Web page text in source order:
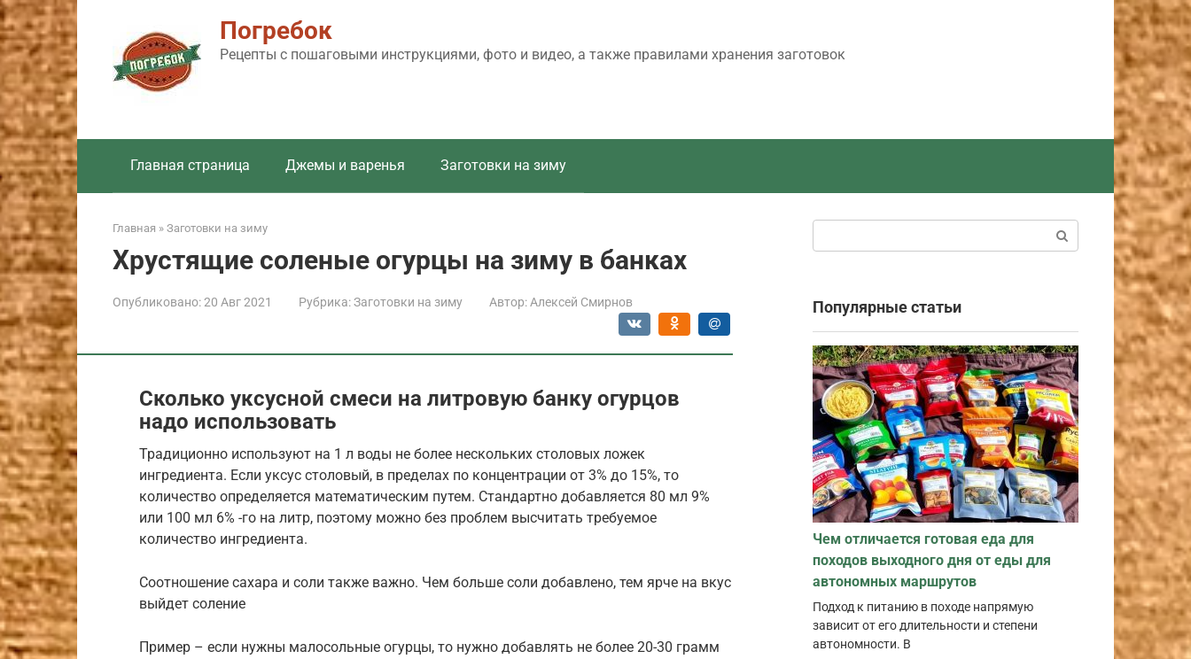
Перейти
к
контенту
Погребок
Рецепты с пошаговыми инструкциями, фото и видео, а также правилами хранения заготовок
Главная страница Джемы и варенья Заготовки на зиму
Главная » Заготовки на зиму
Хрустящие соленые огурцы на зиму в банках
Опубликовано:20 Авг 2021 Рубрика:Заготовки на зиму Автор: Алексей Смирнов
Сколько уксусной смеси на литровую банку огурцов
надо использовать
Традиционно используют на 1 л воды не более нескольких столовых ложек
ингредиента. Если уксус столовый, в пределах по концентрации от 3% до 15%, то
количество определяется математическим путем. Стандартно добавляется 80 мл 9%
или 100 мл 6% -го на литр, поэтому можно без проблем высчитать требуемое
количество ингредиента.
Соотношение сахара и соли также важно. Чем больше соли добавлено, тем ярче на вкус
выйдет соление
Пример – если нужны малосольные огурцы, то нужно добавлять не более 20-30 грамм
Популярные статьи
Чем отличается готовая еда для
походов выходного дня от еды для
автономных маршрутов
Подход к питанию в походе напрямую
зависит от его длительности и степени
автономности. В